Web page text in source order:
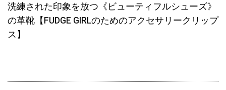
洗練された印象を放つ《ビューティフルシューズ》
の革靴【FUDGE GIRLのためのアクセサリークリップ
ス】